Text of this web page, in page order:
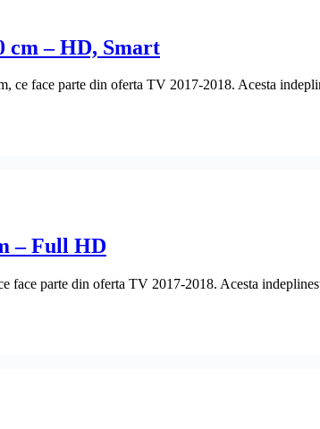
cm – HD, Smart
ce face parte din oferta TV 2017-2018. Acesta
– Full HD
parte din oferta TV 2017-2018. Acesta